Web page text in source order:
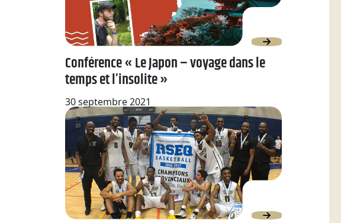
Conférence « Le Japon – voyage dans le
temps et l’insolite »
30 septembre 2021